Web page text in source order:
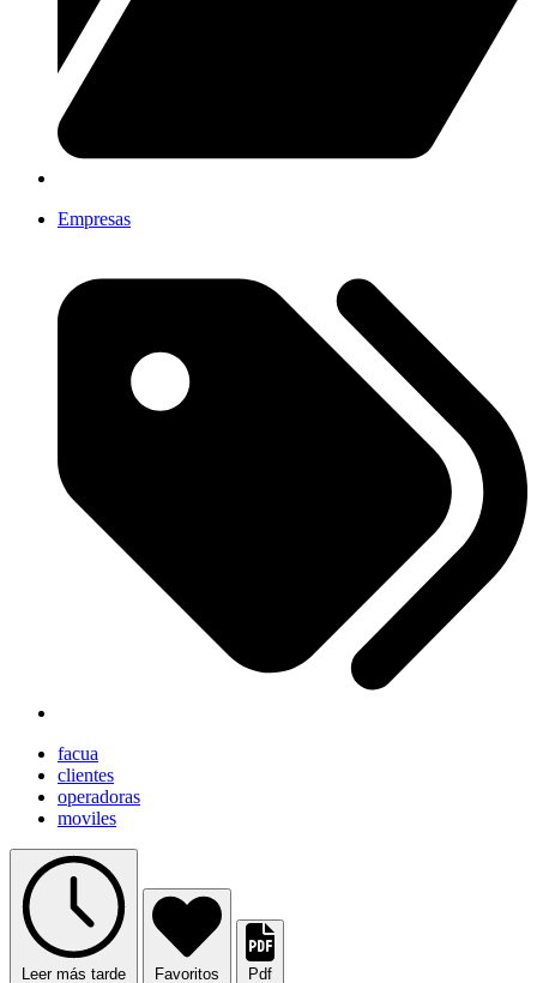
Empresas
facua
clientes
operadoras
moviles
Leer más tarde Favoritos Pdf